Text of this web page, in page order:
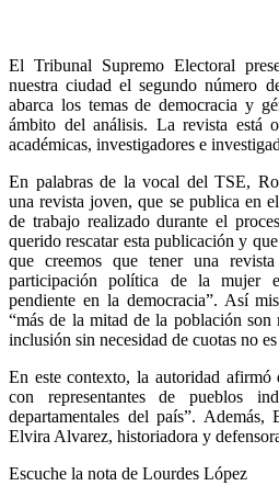
El Tribunal Supremo Electoral
nuestra ciudad el segundo número
abarca los temas de democracia y
ámbito del análisis. La revista está
académicas, investigadores e
En palabras de la vocal del TSE,
una revista joven, que se publica en
de trabajo realizado durante el
querido rescatar esta publicación y
que creemos que tener una
participación política de la mujer
pendiente en la democracia”. Así
“más de la mitad de la población son
inclusión sin necesidad de cuotas no
En este contexto, la autoridad afirmó
con representantes de pueblos
departamentales del país”.
Elvira Alvarez, historiadora y
Escuche la nota de Lourdes López